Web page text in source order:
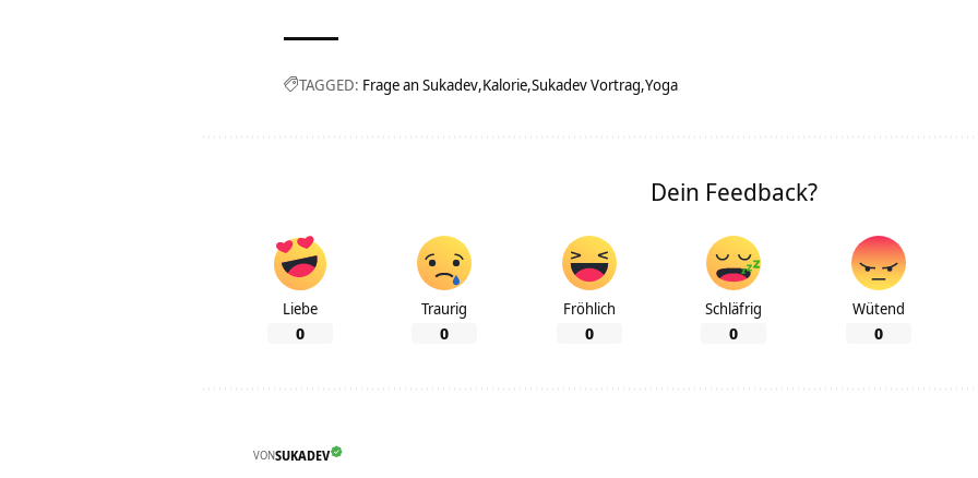
TAGGED: Frage an Sukadev Kalorie Sukadev Vortrag Yoga
Dein Feedback?
Liebe
0
Traurig
0
Fröhlich
0
Schläfrig
0
Wütend
0
VONSUKADEV